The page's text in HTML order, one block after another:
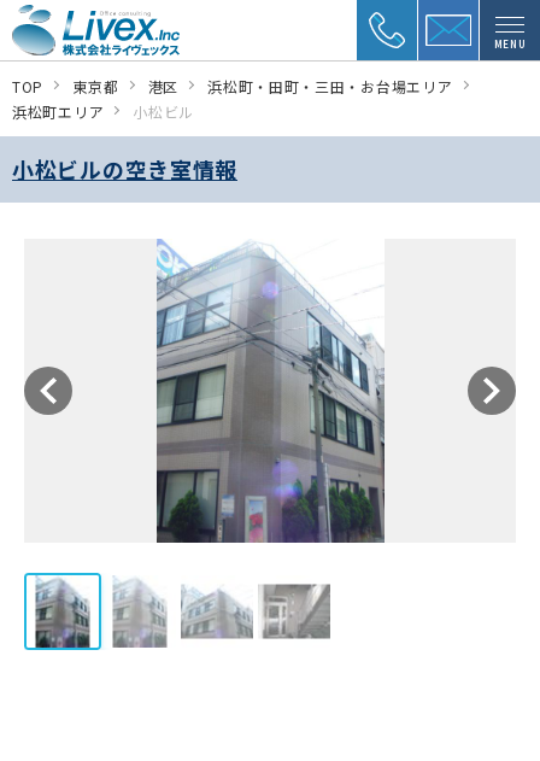
MENU
TOP 東京都 港区
浜松町・田町・三田・お台場エリア
浜松町エリア
小松ビル
小松ビルの空き室情報